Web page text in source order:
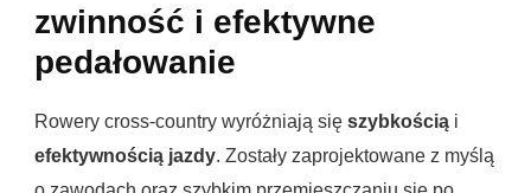
zwinność i efektywne
pedałowanie
Rowery cross-country wyróżniają się szybkością i
efektywnością jazdy. Zostały zaprojektowane z myślą